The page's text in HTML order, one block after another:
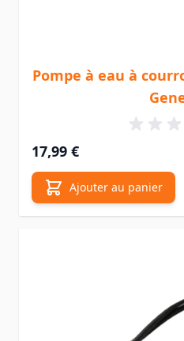
Pompe à eau à
17,99 €
Ajouter au panier